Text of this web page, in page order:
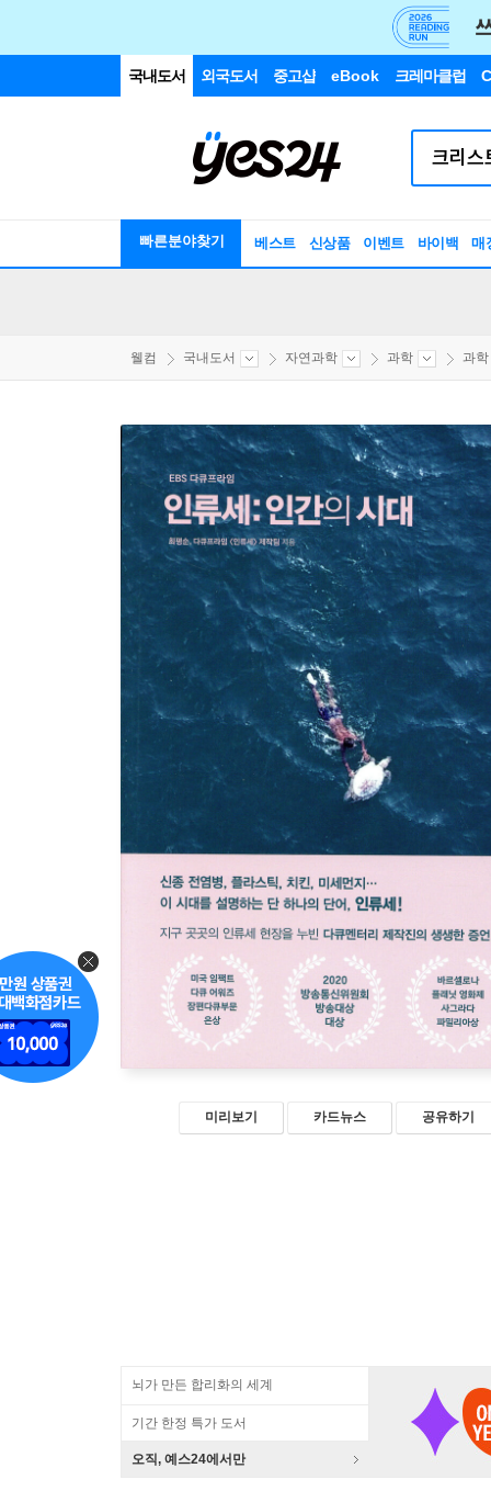
국내도서 외국도서 중고샵 eBook 크레마클럽
빠른분야찾기 베스트 신상품 이벤트 바이백 매
웰컴 국내도서 자연과학 과학 과
미리보기 카드뉴스 공유하기
뇌가 만든 합리화의 세계
기간 한정 특가 도서
오직, 예스24에서만